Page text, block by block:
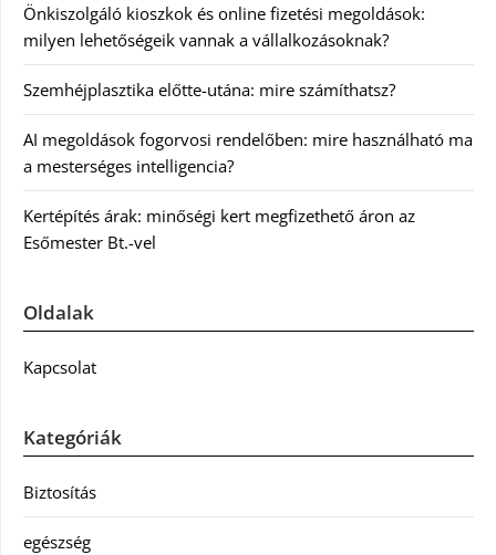
Önkiszolgáló kioszkok és online fizetési megoldások:
milyen lehetőségeik vannak a vállalkozásoknak?
Szemhéjplasztika előtte-utána: mire számíthatsz?
AI megoldások fogorvosi rendelőben: mire használható ma
a mesterséges intelligencia?
Kertépítés árak: minőségi kert megfizethető áron az
Esőmester Bt.-vel
Oldalak
Kapcsolat
Kategóriák
Biztosítás
egészség